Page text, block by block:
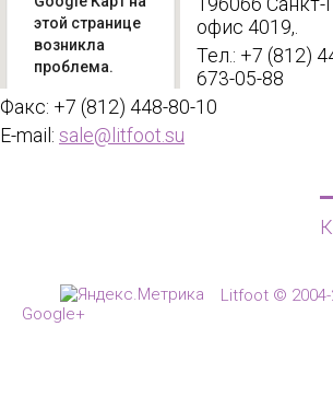
этой странице
возникла
проблема.
Вы
владелец
этого
ОК
офис 4019,.
Тел.: +7 (812)
673-05-88
Факс: +7 (812) 448-80-10
E-mail: sale@litfoot.su
Google+
Litfoot © 2004-